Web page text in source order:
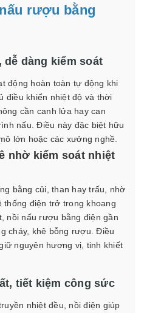
rượu bằng
dễ dàng kiểm soát
động hoàn toàn tự động khi
điều khiển nhiệt độ và thời
cần canh lửa hay can
nấu. Điều này đặc biệt hữu
lớn hoặc các xưởng nghề.
nhờ kiểm soát nhiệt
bằng củi, than hay trấu, nhờ
điện trở trong khoang
nồi nấu rượu bằng điện gần
cháy, khê bỗng rượu. Điều
nguyên hương vị, tinh khiết
tiết kiệm công sức
nhiệt đều, nồi điện giúp